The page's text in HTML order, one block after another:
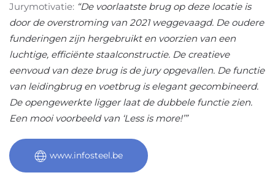
Jurymotivatie: “De voorlaatste brug op deze locatie is
door de overstroming van 2021 weggevaagd. De oudere
funderingen zijn hergebruikt en voorzien van een
luchtige, efficiënte staalconstructie. De creatieve
eenvoud van deze brug is de jury opgevallen. De functie
van leidingbrug en voetbrug is elegant gecombineerd.
De opengewerkte ligger laat de dubbele functie zien.
Een mooi voorbeeld van ‘Less is more!’”
www.infosteel.be